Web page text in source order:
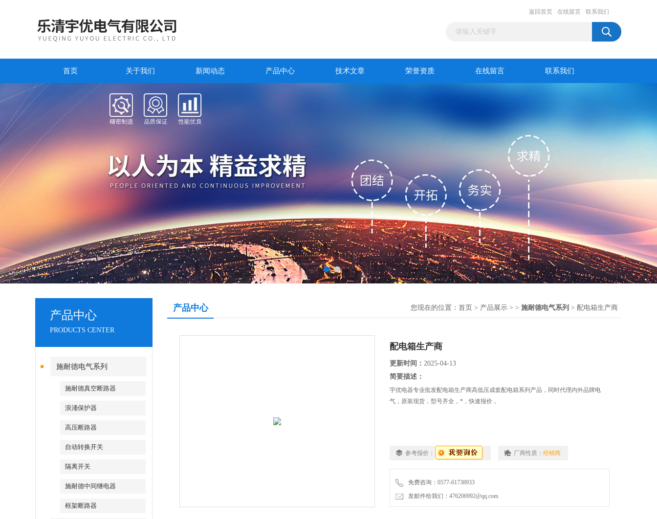
返回首页 在线留言 联系我们
首页 关于我们 新闻动态 产品中心 技术文章 荣誉资质 在线留言 联系我们
产品中心
PRODUCTS CENTER
施耐德电气系列
施耐德真空断路器
浪涌保护器
高压断路器
自动转换开关
隔离开关
施耐德中间继电器
框架断路器
产品中心 您现在的位置： 首页 > 产品展示 > > 施耐德电气系列 > 配电箱生产商
配电箱生产商
更新时间： 2025-04-13
简要描述：
宇优电器专业批发配电箱生产商高低压成套配电箱系列产品，同时代理内外品牌电
气，原装现货，型号齐全，*，快速报价，
参考报价： 厂商性质： 经销商
免费咨询：0577-61738933
发邮件给我们：476206992@qq.com